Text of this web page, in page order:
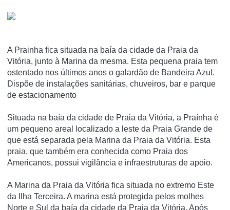
A Prainha fica situada na baía da cidade da Praia da
Vitória, junto à Marina da mesma. Esta pequena praia tem
ostentado nos últimos anos o galardão de Bandeira Azul.
Dispõe de instalações sanitárias, chuveiros, bar e parque
de estacionamento
Situada na baía da cidade de Praia da Vitória, a Praínha é
um pequeno areal localizado a leste da Praia Grande de
que está separada pela Marina da Praia da Vitória. Esta
praia, que também era conhecida como Praia dos
Americanos, possui vigilância e infraestruturas de apoio.
A Marina da Praia da Vitória fica situada no extremo Este
da Ilha Terceira. A marina está protegida pelos molhes
Norte e Sul da baía da cidade da Praia da Vitória. Após